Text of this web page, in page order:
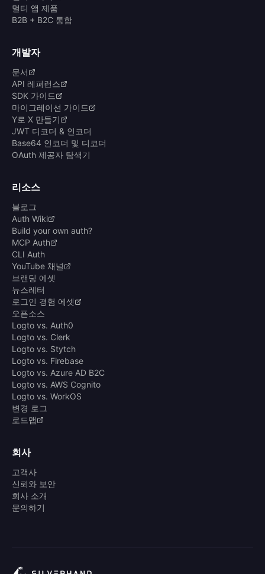
멀티 앱 제품
B2B + B2C 통합
개발자
문서
API 레퍼런스
SDK 가이드
마이그레이션 가이드
Y로 X 만들기
JWT 디코더 & 인코더
Base64 인코더 및 디코더
OAuth 제공자 탐색기
리소스
블로그
Auth Wiki
Build your own auth?
MCP Auth
CLI Auth
YouTube 채널
브랜딩 에셋
뉴스레터
로그인 경험 에셋
오픈소스
Logto vs. Auth0
Logto vs. Clerk
Logto vs. Stytch
Logto vs. Firebase
Logto vs. Azure AD B2C
Logto vs. AWS Cognito
Logto vs. WorkOS
변경 로그
로드맵
회사
고객사
신뢰와 보안
회사 소개
문의하기